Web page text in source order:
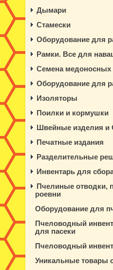
Дымари
Стамески
Оборудование для
Рамки. Все для
Семена медоносных
Оборудование для
Изоляторы
Поилки и кормушки
Швейные изделия и
Печатные издания
Разделительные
Инвентарь для
Пчелиные отводки,
роевни
Оборудование для
Пчеловодный
для пасеки
Пчеловодный
Уникальные товары